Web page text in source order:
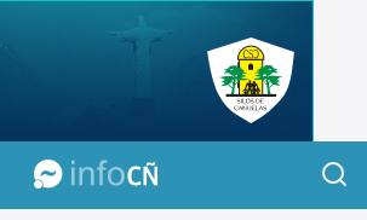
InfoCañuelas